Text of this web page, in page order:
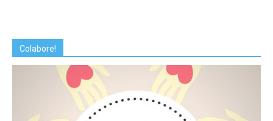
Colabore!